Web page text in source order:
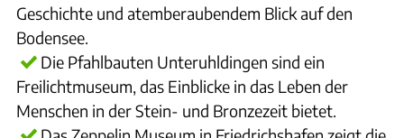
Geschichte und atemberaubendem Blick auf den
Bodensee.
Die Pfahlbauten Unteruhldingen sind ein
Freilichtmuseum, das Einblicke in das Leben der
Menschen in der Stein- und Bronzezeit bietet.